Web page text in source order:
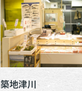
築地津川